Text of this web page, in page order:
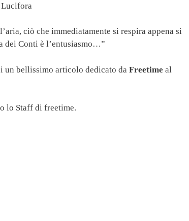
Lucifora
ciò che immediatamente si respira appena si
dei Conti è l’entusiasmo…”
bellissimo articolo dedicato da Freetime al
lo Staff di freetime.